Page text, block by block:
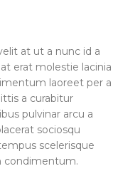
at ut a nunc id a
erat molestie lacinia
laoreet per a
a curabitur
pulvinar arcu a
sociosqu
scelerisque
condimentum.